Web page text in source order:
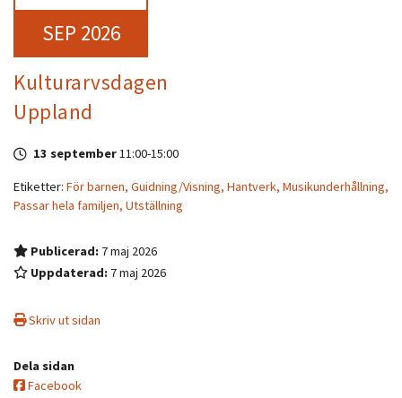
SEP 2026
Kulturarvsdagen
Uppland
13 september11:00-15:00
Etiketter: För barnen, Guidning/Visning, Hantverk, Musikunderhållning,
Passar hela familjen, Utställning
Publicerad: 7 maj 2026
Uppdaterad: 7 maj 2026
Skriv ut sidan
Dela sidan
Facebook